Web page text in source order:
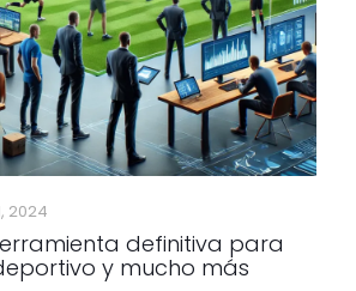
2024
definitiva para
y mucho más